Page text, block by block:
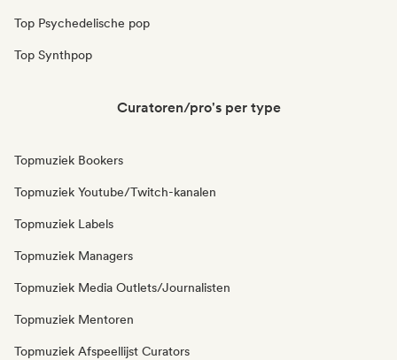
Top Psychedelische pop
Top Synthpop
Curatoren/pro's per type
Topmuziek Bookers
Topmuziek Youtube/Twitch-kanalen
Topmuziek Labels
Topmuziek Managers
Topmuziek Media Outlets/Journalisten
Topmuziek Mentoren
Topmuziek Afspeellijst Curators